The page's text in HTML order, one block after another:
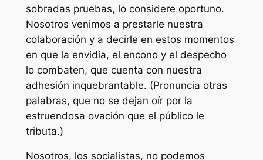
sobradas pruebas, lo considere oportuno.
Nosotros venimos a prestarle nuestra
colaboración y a decirle en estos momentos
en que la envidia, el encono y el despecho
lo combaten, que cuenta con nuestra
adhesión inquebrantable. (Pronuncia otras
palabras, que no se dejan oír por la
estruendosa ovación que el público le
tributa.)
Nosotros, los socialistas, no podemos